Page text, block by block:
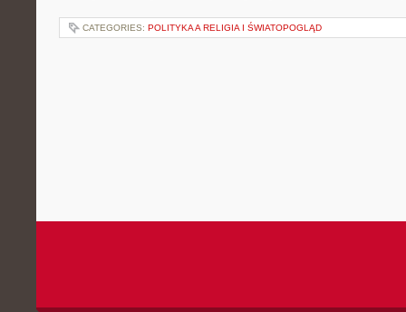
CATEGORIES: POLITYKA A RELIGIA I ŚWIATOPOGLĄD